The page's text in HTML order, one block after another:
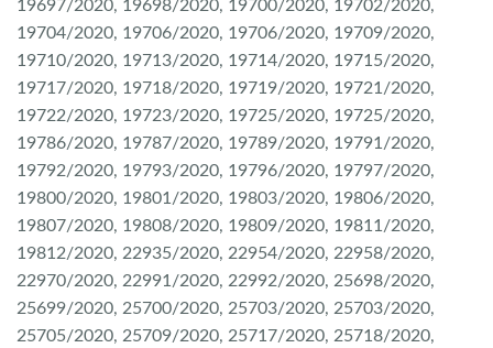
19697/2020, 19698/2020, 19700/2020, 19702/2020,
19704/2020, 19706/2020, 19706/2020, 19709/2020,
19710/2020, 19713/2020, 19714/2020, 19715/2020,
19717/2020, 19718/2020, 19719/2020, 19721/2020,
19722/2020, 19723/2020, 19725/2020, 19725/2020,
19786/2020, 19787/2020, 19789/2020, 19791/2020,
19792/2020, 19793/2020, 19796/2020, 19797/2020,
19800/2020, 19801/2020, 19803/2020, 19806/2020,
19807/2020, 19808/2020, 19809/2020, 19811/2020,
19812/2020, 22935/2020, 22954/2020, 22958/2020,
22970/2020, 22991/2020, 22992/2020, 25698/2020,
25699/2020, 25700/2020, 25703/2020, 25703/2020,
25705/2020, 25709/2020, 25717/2020, 25718/2020,